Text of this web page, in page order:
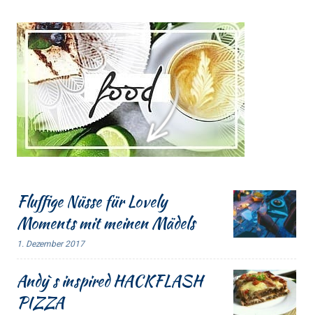
Fluffige Nüsse für Lovely
Moments mit meinen Mädels
1. Dezember 2017
Andy`s inspired HACKFLASH
PIZZA